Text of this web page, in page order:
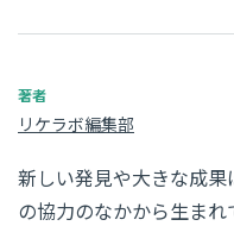
リケラボ編集部
新しい発見や大きな成
の協力のなかから生ま